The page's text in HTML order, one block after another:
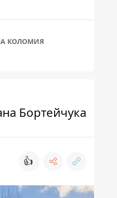
КОЛОМИЯ
Бортейчука
👍